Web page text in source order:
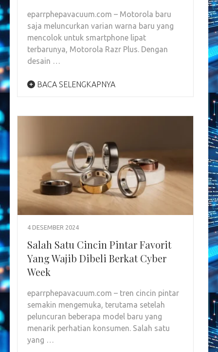
eparrphepavacuum.com – Motorola baru
saja meluncurkan varian warna baru yang
mencolok untuk smartphone lipat
terbarunya, Motorola Razr Plus. Dengan
desain …
BACA SELENGKAPNYA
4 DESEMBER 2024
Salah Satu Cincin Pintar Favorit
Yang Wajib Dibeli Berkat Cyber ​​
Week
eparrphepavacuum.com – tren cincin pintar
semakin mengemuka, terutama setelah
peluncuran beberapa model baru yang
menarik perhatian konsumen. Salah satu
yang …